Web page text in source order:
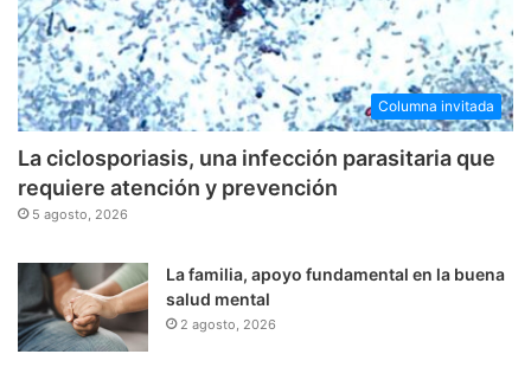
Columna invitada
La ciclosporiasis, una infección parasitaria que
requiere atención y prevención
5 agosto, 2026
La familia, apoyo fundamental en la buena
salud mental
2 agosto, 2026